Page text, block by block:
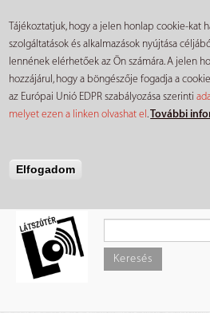
Tájékoztatjuk, hogy a jelen honlap cookie-kat
szolgáltatások és alkalmazások nyújtása
lennének elérhetőek az Ön számára. A jelen
hozzájárul, hogy a böngészője fogadja a
az Európai Unió EDPR szabályozása szerinti
melyet ezen a linken olvashat el.További
Elfogadom
tartalomra
Keresés